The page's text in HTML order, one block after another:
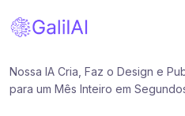
Nossa IA Cria, Faz o Design e
para um Mês Inteiro em